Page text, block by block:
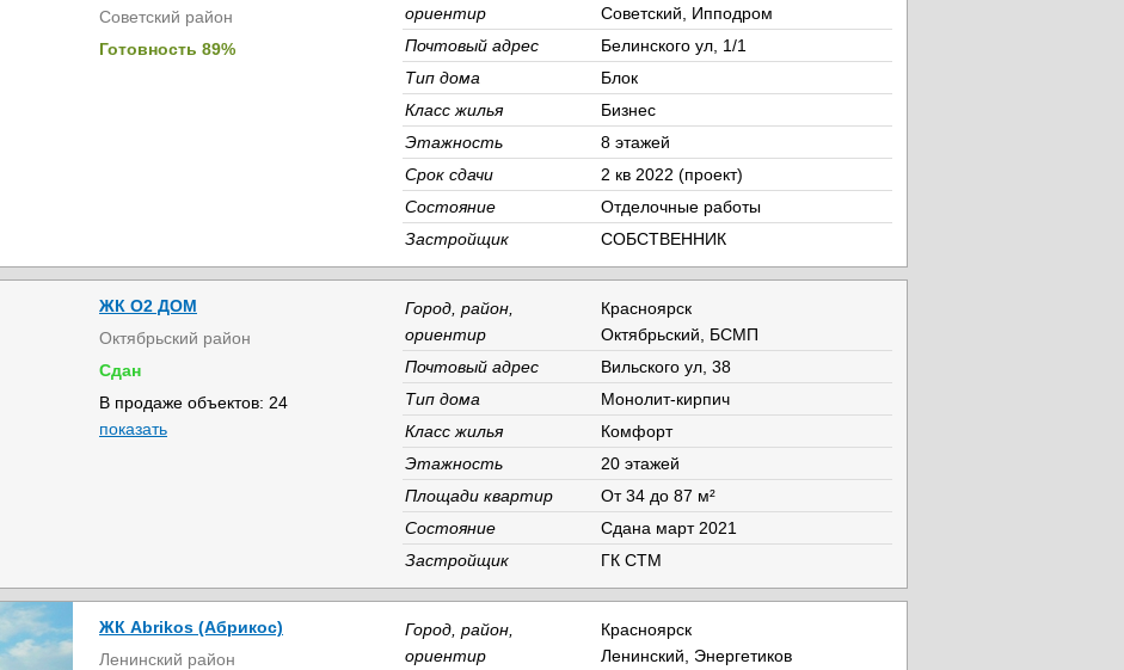
Советский район
Готовность 89%
ориентир
Советский, Ипподром
Почтовый адрес
Белинского ул, 1/1
Тип дома
Блок
Класс жилья
Бизнес
Этажность
8 этажей
Срок сдачи
2 кв 2022 (проект)
Состояние
Отделочные работы
Застройщик
СОБСТВЕННИК
ЖК О2 ДОМ
Октябрьский район
Сдан
В продаже объектов: 24
показать
Город, район,
ориентир
Красноярск
Октябрьский, БСМП
Почтовый адрес
Вильского ул, 38
Тип дома
Монолит-кирпич
Класс жилья
Комфорт
Этажность
20 этажей
Площади квартир
От 34 до 87 м²
Состояние
Cдана март 2021
Застройщик
ГК СТМ
ЖК Abrikos (Абрикос)
Ленинский район
Город, район,
ориентир
Красноярск
Ленинский, Энергетиков